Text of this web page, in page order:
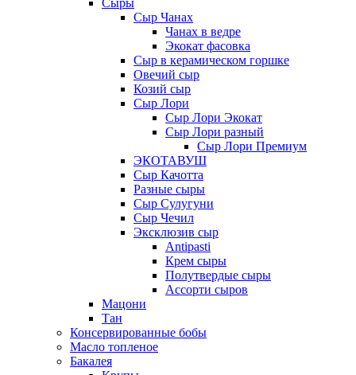
Сыры
Сыр Чанах
Чанах в ведре
Экокат фасовка
Сыр в керамическом горшке
Овечий сыр
Козий сыр
Сыр Лори
Сыр Лори Экокат
Сыр Лори разный
Сыр Лори Премиум
ЭКОТАВУШ
Сыр Качотта
Разные сыры
Сыр Сулугуни
Сыр Чечил
Эксклюзив сыр
Antipasti
Крем сыры
Полутвердые сыры
Ассорти сыров
Мацони
Тан
Консервированные бобы
Масло топленое
Бакалея